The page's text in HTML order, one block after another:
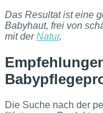
Das Resultat ist eine
Babyhaut, frei von
mit derNatur.
Die Suche nach der